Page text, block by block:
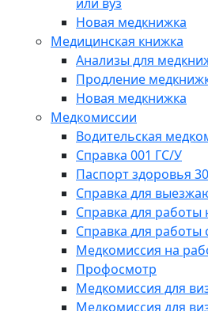
Новая медкнижка
Медицинская книжка
Анализы для
Продление
Новая медкнижка
Медкомиссии
Водительская
Справка 001 ГС/У
Паспорт здоровья
Справка для
Справка для работы
Справка для работы
Медкомиссия на
Профосмотр
Медкомиссия для
Медкомиссия для